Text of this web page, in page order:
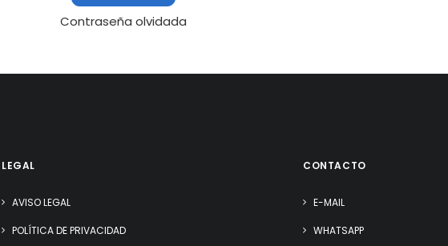
Contraseña olvidada
LEGAL
AVISO LEGAL
POLÍTICA DE PRIVACIDAD
CONTACTO
E-MAIL
WHATSAPP